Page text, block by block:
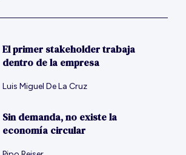
El primer stakeholder trabaja
dentro de la empresa
Luis Miguel De La Cruz
Sin demanda, no existe la
economía circular